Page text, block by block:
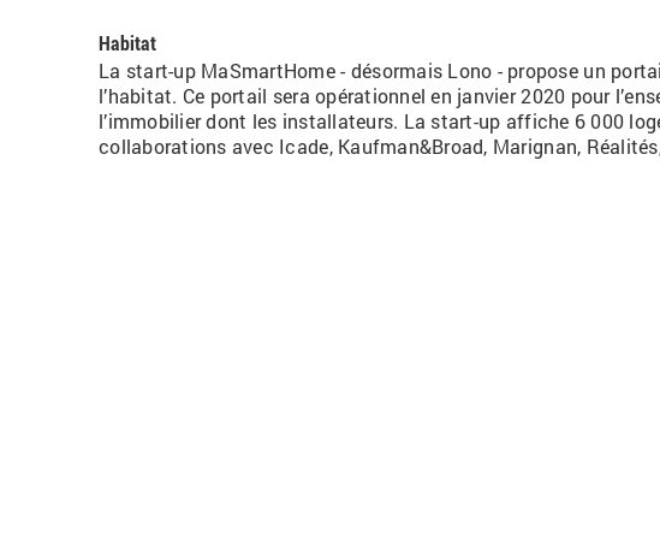
Habitat
La start-up MaSmartHome- désormais Lono - propose un
l’habitat. Ce portail sera opérationnel en janvier 2020 pour
l’immobilier dont les installateurs. La start-up affiche 6 000
collaborations avec Icade, Kaufman&Broad, Marignan,